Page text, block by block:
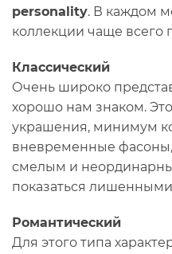
personality. В каждом
коллекции чаще всего
Классический
Очень широко
хорошо нам знаком.
украшения, минимум
вневременные
смелым и
показаться
Романтический
Для этого типа